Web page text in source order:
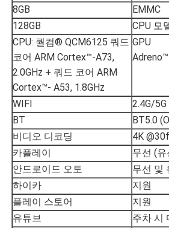
8GB
EMMC
128GB
CPU 모
CPU: 퀄컴® QCM6125 쿼드
코어 ARM Cortex™-A73,
2.0GHz + 쿼드 코어 ARM
Cortex™- A53, 1.8GHz
GPU
WIFI
2.4G/5G
BT
BT5.0
비디오 디코딩
4K
카플레이
무선 (
안드로이드 오토
무선 및
하이카
지원
플레이 스토어
지원
유튜브
주차 시